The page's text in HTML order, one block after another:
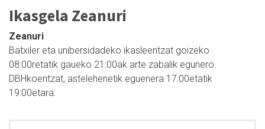
Ikasgela Zeanuri
Zeanuri
Batxiler eta unibersidadeko ikasleentzat goizeko
08:00retatik gaueko 21:00ak arte zabalik egunero.
DBHkoentzat, astelehenetik eguenera 17:00etatik
19:00etara.